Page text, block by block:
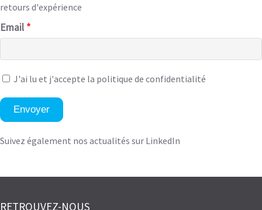
retours d'expérience
Email
J'ai lu et j'accepte la politique de confidentialité
Envoyer
Suivez également nos actualités sur LinkedIn
RETROUVEZ-NOUS